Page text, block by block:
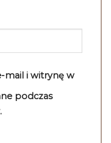
mail i witrynę w
podczas